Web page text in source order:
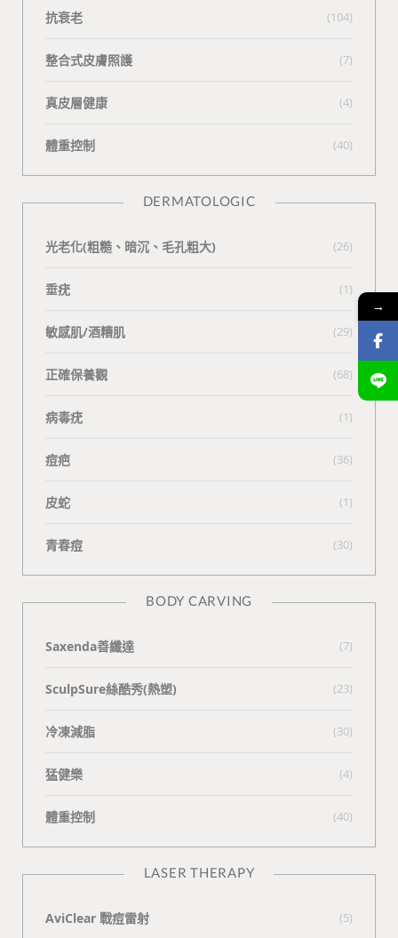
抗衰老 (104)
整合式皮膚照護 (7)
真皮層健康 (4)
體重控制 (40)
DERMATOLOGIC
光老化(粗糙、暗沉、毛孔粗大) (26)
垂疣 (1)
敏感肌/酒糟肌 (29)
正確保養觀 (68)
病毒疣 (1)
痘疤 (36)
皮蛇 (1)
青春痘 (30)
BODY CARVING
Saxenda善纖達 (7)
SculpSure絲酷秀(熱塑) (23)
冷凍減脂 (30)
猛健樂 (4)
體重控制 (40)
LASER THERAPY
AviClear 戰痘雷射 (5)
→